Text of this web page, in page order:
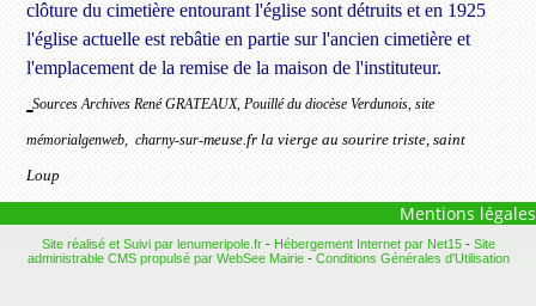
clôture du cimetière entourant l'église sont détruits et en 1925
l'église actuelle est rebâtie en partie sur l'ancien cimetière et
l'emplacement de la remise de la maison de l'instituteur.
Sources Archives René GRATEAUX, Pouillé du diocèse Verdunois, site
mémorialgenweb, charny-sur-meuse.fr la vierge au sourire triste, saint
Loup
Mentions légales
Site réalisé et Suivi par lenumeripole.fr- Hébergement Internet par Net15- Site
administrable CMS propulsé par WebSee Mairie- Conditions Générales d'Utilisation